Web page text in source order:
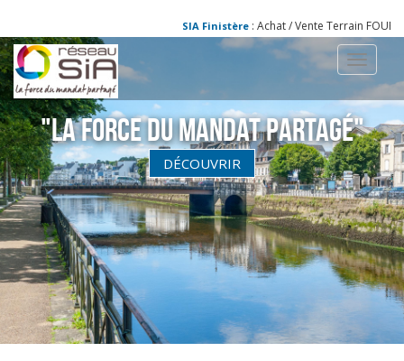
SIA Finistère: Achat / Vente Terrain
Toggle
"La Force du Mandat partagé"
DÉCOUVRIR